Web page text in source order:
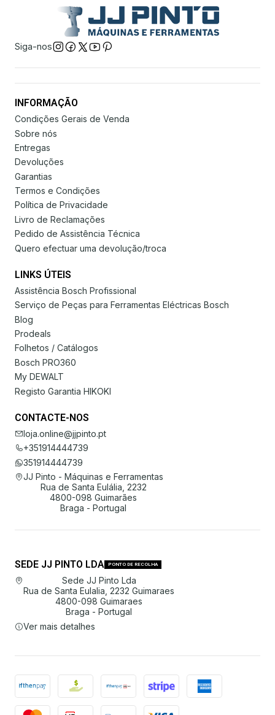
Siga-nos
INFORMAÇÃO
Condições Gerais de Venda
Sobre nós
Entregas
Devoluções
Garantias
Termos e Condições
Política de Privacidade
Livro de Reclamações
Pedido de Assistência Técnica
Quero efectuar uma devolução/troca
LINKS ÚTEIS
Assistência Bosch Profissional
Serviço de Peças para Ferramentas Eléctricas Bosch
Blog
Prodeals
Folhetos / Catálogos
Bosch PRO360
My DEWALT
Registo Garantia HIKOKI
CONTACTE-NOS
loja.online@jjpinto.pt
+351914444739
351914444739
JJ Pinto - Máquinas e Ferramentas
Rua de Santa Eulália, 2232
4800-098 Guimarães
Braga - Portugal
SEDE JJ PINTO LDA PONTO DE RECOLHA
Sede JJ Pinto Lda
Rua de Santa Eulalia, 2232 Guimaraes
4800-098 Guimaraes
Braga - Portugal
Ver mais detalhes